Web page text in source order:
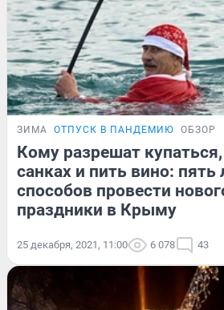
ЗИМА ОТПУСК В ПАНДЕМИЮ ОБЗОР
Кому разрешат
санках и пить вино: пять
способов провести
праздники в Крыму
25 декабря, 2021, 11:00 6 078 43